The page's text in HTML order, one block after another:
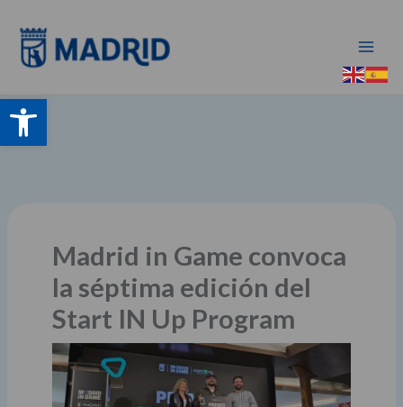
Abrir barra de herramientas
contenido
Madrid in Game convoca
la séptima edición del
Start IN Up Program